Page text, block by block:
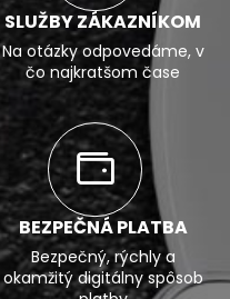
SLUŽBY ZÁKAZNÍKOM
Na otázky odpovedáme, v
čo najkratšom čase
BEZPEČNÁ PLATBA
Bezpečný, rýchly a
okamžitý digitálny spôsob